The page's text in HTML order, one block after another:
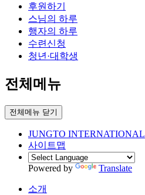
후원하기
스님의 하루
행자의 하루
수련신청
청년·대학생
전체메뉴
전체메뉴 닫기
JUNGTO INTERNATIONAL
사이트맵
Powered by Translate
소개